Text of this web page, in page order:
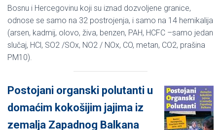
Bosnu i Hercegovinu koji su iznad dozvoljene granice,
odnose se samo na 32 postrojenja, i samo na 14 hemikalija
(arsen, kadmij, olovo, živa, benzen, PAH, HCFC –samo jedan
slučaj, HCl, SO2 /SOx, NO2 / NOx, CO, metan, CO2, prašina
PM10).
Postojani organski polutanti u
domaćim kokošijim jajima iz
zemalja Zapadnog Balkana